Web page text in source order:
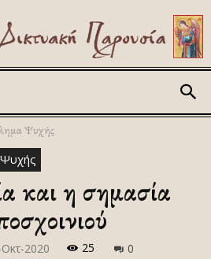
Ψυχής
και η σημασία
2020 25 0